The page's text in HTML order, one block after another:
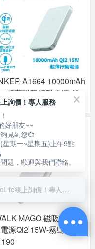
A1664 10000mAh
超薄磁吸行動電源-綠
MAGO 磁吸帶線行
源Qi2 15W-霧島白
詢價！專人服務
好朋友~~
見到您💞
星期一~星期五)上午9點
題，歡迎與我們聯絡。
回覆至 EcLife線上詢價！專人服務